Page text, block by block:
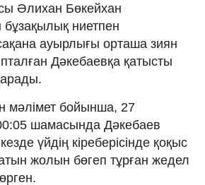
Әлихан Бөкейхан
ниетпен
ауырлығы орташа зиян
Дәкебаевқа қатысты
мәлімет бойынша, 27
шамасында Дәкебаев
үйдің кіреберісінде қоқыс
жолын бөгеп тұрған жедел